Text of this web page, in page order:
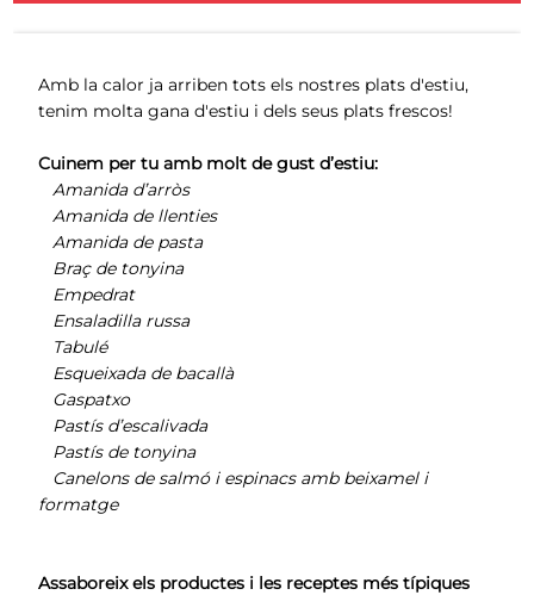
Amb la calor ja arriben tots els nostres plats d'estiu,
tenim molta gana d'estiu i dels seus plats frescos!
Cuinem per tu amb molt de gust d’estiu:
Amanida d’arròs
Amanida de llenties
Amanida de pasta
Braç de tonyina
Empedrat
Ensaladilla russa
Tabulé
Esqueixada de bacallà
Gaspatxo
Pastís d’escalivada
Pastís de tonyina
Canelons de salmó i espinacs amb beixamel i
formatge
Assaboreix els productes i les receptes més típiques